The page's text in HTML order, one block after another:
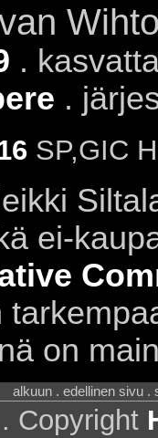
.
.
SP,GIC
ei-
on
alkuun . edellinen sivu .
. Copyright